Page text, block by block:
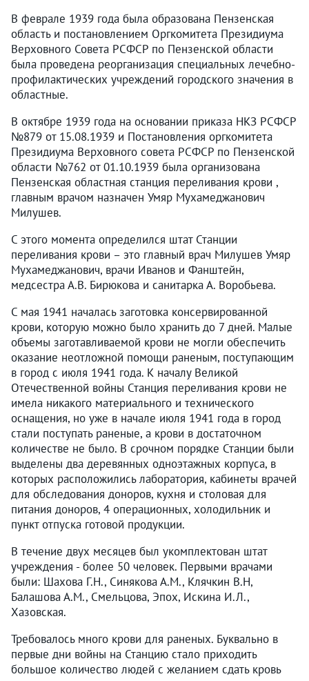
В феврале 1939 года была образована Пензенская
область и постановлением Оргкомитета Президиума
Верховного Совета РСФСР по Пензенской области
была проведена реорганизация специальных лечебно-
профилактических учреждений городского значения в
областные.
В октябре 1939 года на основании приказа НКЗ РСФСР
№879 от 15.08.1939 и Постановления оргкомитета
Президиума Верховного совета РСФСР по Пензенской
области №762 от 01.10.1939 была организована
Пензенская областная станция переливания крови ,
главным врачом назначен Умяр Мухамеджанович
Милушев.
С этого момента определился штат Станции
переливания крови – это главный врач Милушев Умяр
Мухамеджанович, врачи Иванов и Фанштейн,
медсестра А.В. Бирюкова и санитарка А. Воробьева.
С мая 1941 началась заготовка консервированной
крови, которую можно было хранить до 7 дней. Малые
объемы заготавливаемой крови не могли обеспечить
оказание неотложной помощи раненым, поступающим
в город с июля 1941 года. К началу Великой
Отечественной войны Станция переливания крови не
имела никакого материального и технического
оснащения, но уже в начале июля 1941 года в город
стали поступать раненые, а крови в достаточном
количестве не было. В срочном порядке Станции были
выделены два деревянных одноэтажных корпуса, в
которых расположились лаборатория, кабинеты врачей
для обследования доноров, кухня и столовая для
питания доноров, 4 операционных, холодильник и
пункт отпуска готовой продукции.
В течение двух месяцев был укомплектован штат
учреждения - более 50 человек. Первыми врачами
были: Шахова Г.Н., Синякова А.М., Клячкин В.Н,
Балашова А.М., Смельцова, Эпох, Искина И.Л.,
Хазовская.
Требовалось много крови для раненых. Буквально в
первые дни войны на Станцию стало приходить
большое количество людей с желанием сдать кровь